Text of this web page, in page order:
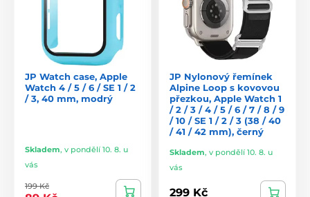
JP Watch case, Apple
Watch 4 / 5 / 6 / SE 1 / 2
/ 3, 40 mm, modrý
Skladem, v pondělí 10. 8. u
vás
199 Kč
JP Nylonový řemínek
Alpine Loop s kovovou
přezkou, Apple Watch 1
/ 2 / 3 / 4 / 5 / 6 / 7 / 8 / 9
/ 10 / SE 1 / 2 / 3 (38 / 40
/ 41 / 42 mm), černý
Skladem, v pondělí 10. 8. u
vás
299 Kč